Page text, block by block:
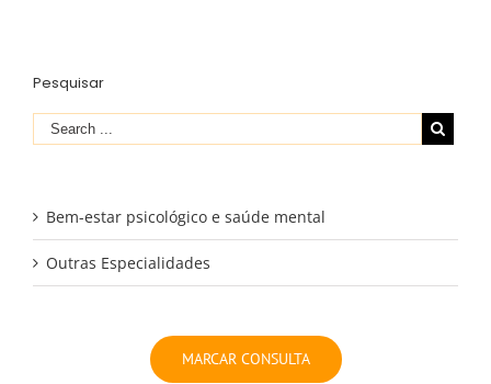
Pesquisar
Bem-estar psicológico e saúde mental
Outras Especialidades
MARCAR CONSULTA
Phone: 210 938 430
Email:educares@ educares.com.pt